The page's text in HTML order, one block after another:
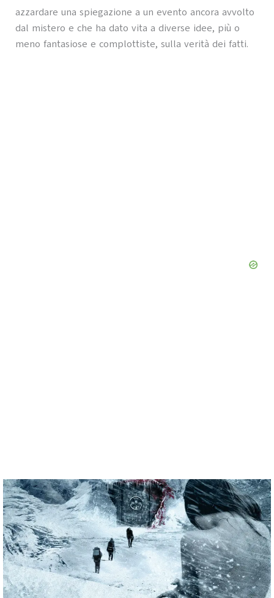
azzardare una spiegazione a un evento ancora avvolto
dal mistero e che ha dato vita a diverse idee, più o
meno fantasiose e complottiste, sulla verità dei fatti.